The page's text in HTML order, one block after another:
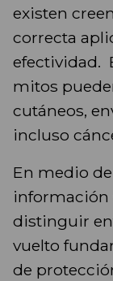
existen
correcta
efectividad.
mitos
cutáneos,
incluso
En medio
información
distinguir
vuelto
de